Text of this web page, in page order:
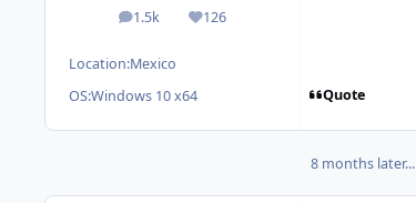
1.5k
posts 126
Reputation
Location:Mexico
OS:Windows 10 x64 Quote
8 months later...